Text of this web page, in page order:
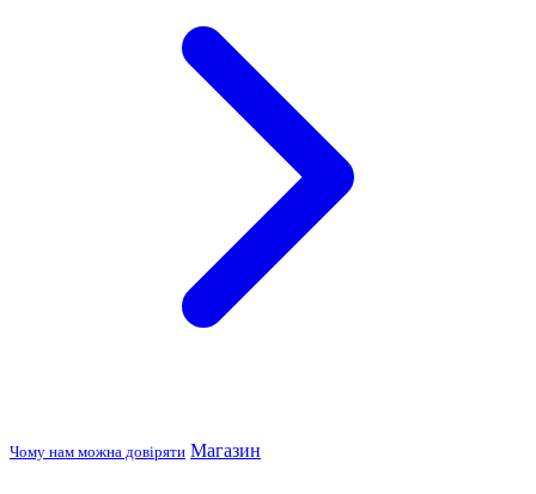
Чому нам можна довіряти Магазин